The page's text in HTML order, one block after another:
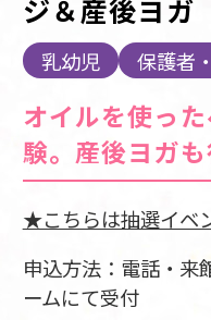
ジ＆産後ヨガ
乳幼児 保護者
オイルを使っ
験。産後ヨガも
★こちらは抽選イベ
申込方法：電話・来
ームにて受付